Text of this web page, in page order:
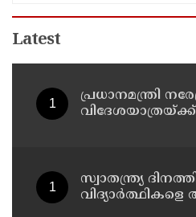
Latest
പ്രധാനമന്ത്രി
സ്വാതന്ത്ര്യ